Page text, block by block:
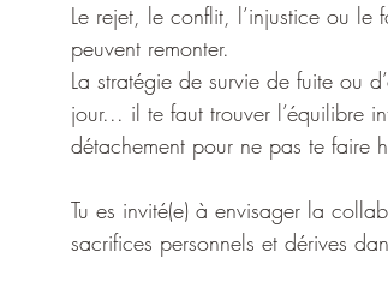
Le rejet, le conflit, l’injustice ou
peuvent remonter.
La stratégie de survie de fuite ou
jour... il te faut trouver l’équilibre
détachement pour ne pas te faire
Tu es invité(e) à envisager la
sacrifices personnels et dérives